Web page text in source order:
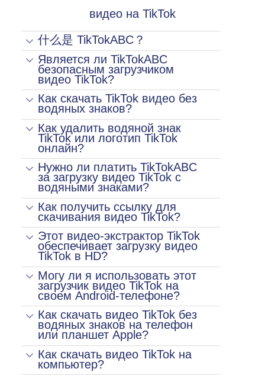
видео на TikTok
什么是 TikTokABC？
Является ли TikTokABC
безопасным загрузчиком
видео TikTok?
Как скачать TikTok видео без
водяных знаков?
Как удалить водяной знак
TikTok или логотип TikTok
онлайн?
Нужно ли платить TikTokABC
за загрузку видео TikTok с
водяными знаками?
Как получить ссылку для
скачивания видео TikTok?
Этот видео-экстрактор TikTok
обеспечивает загрузку видео
TikTok в HD?
Могу ли я использовать этот
загрузчик видео TikTok на
своем Android-телефоне?
Как скачать видео TikTok без
водяных знаков на телефон
или планшет Apple?
Как скачать видео TikTok на
компьютер?